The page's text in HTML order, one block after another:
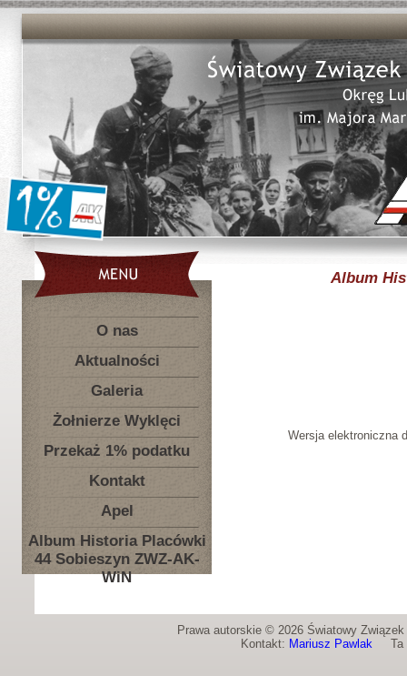
O nas
Aktualności
Galeria
Żołnierze Wyklęci
Przekaż 1% podatku
Kontakt
Apel
Album Historia Placówki
44 Sobieszyn ZWZ-AK-
WiN
Album
Wersja elektroniczna
Prawa autorskie © 2026 Światowy
Kontakt: Mariusz PawlakTa